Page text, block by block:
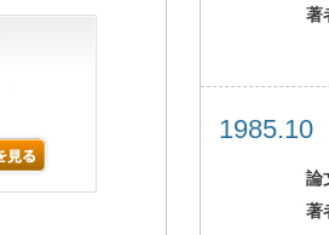
著
論
著